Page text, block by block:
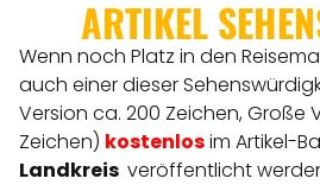
ARTIKEL
Wenn noch Platz in den
auch einer dieser
Version ca. 200 Zeichen, Große
Zeichen) kostenlosim Artikel-
Landkreis veröffentlicht